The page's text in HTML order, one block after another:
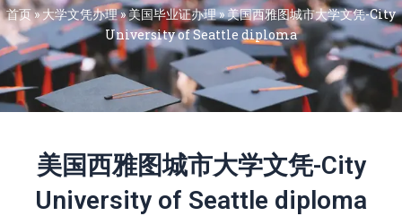
首页»大学文凭办理»美国毕业证办理»美国西雅图城市大学文凭-City
University of Seattle diploma
美国西雅图城市大学文凭-City
University of Seattle diploma